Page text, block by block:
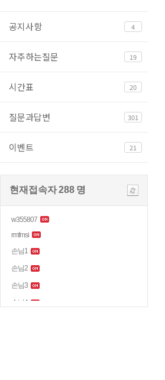
공지사항 4
자주하는질문 19
시간표 20
질문과답변 301
이벤트 21
현재접속자288 명